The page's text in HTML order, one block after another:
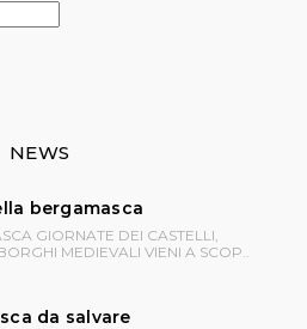
NEWS
bergamasca
GIORNATE DEI CASTELLI,
MEDIEVALI VIENI A SCOP..
da salvare